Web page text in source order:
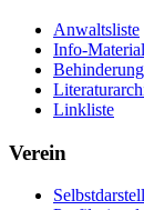
Anwaltsliste
Info-Material
Linkliste
Verein